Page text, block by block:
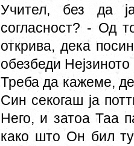
Учител, без да
согласност? - Од
открива, дека
обезбеди
Треба да кажеме,
Син секогаш ја
Него, и затоа Таа
како што Он бил